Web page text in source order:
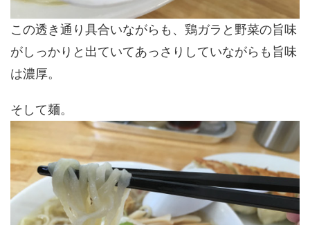
この透き通り具合いながらも、鶏ガラと野菜の旨味
がしっかりと出ていてあっさりしていながらも旨味
は濃厚。
そして麺。